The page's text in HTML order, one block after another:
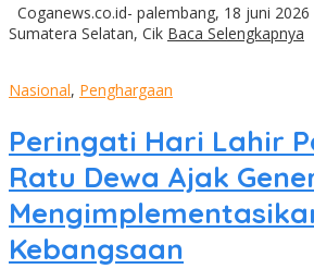
Coganews.co.id- palembang, 18 juni
Sumatera Selatan, Cik Baca Selengkapnya
Nasional, Penghargaan
Peringati Hari Lahir
Ratu Dewa Ajak
Kebangsaan